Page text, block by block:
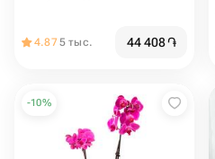
4.875 тыс. 44 408֏
-10%